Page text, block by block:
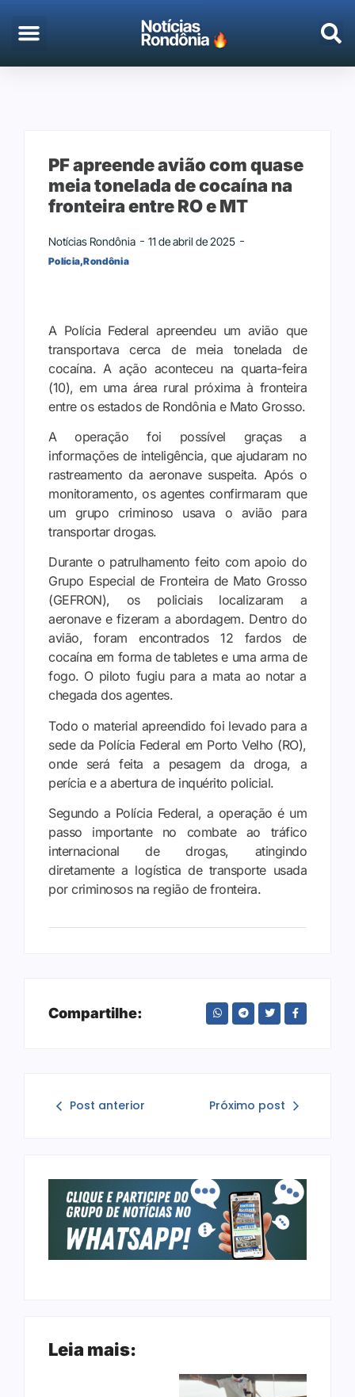
PF apreende avião com quase
meia tonelada de cocaína na
fronteira entre RO e MT
Notícias Rondônia 11 de abril de 2025
Polícia,Rondônia
A Polícia Federal apreendeu um avião que
transportava cerca de meia tonelada de
cocaína. A ação aconteceu na quarta-feira
(10), em uma área rural próxima à fronteira
entre os estados de Rondônia e Mato Grosso.
A operação foi possível graças a
informações de inteligência, que ajudaram no
rastreamento da aeronave suspeita. Após o
monitoramento, os agentes confirmaram que
um grupo criminoso usava o avião para
transportar drogas.
Durante o patrulhamento feito com apoio do
Grupo Especial de Fronteira de Mato Grosso
(GEFRON), os policiais localizaram a
aeronave e fizeram a abordagem. Dentro do
avião, foram encontrados 12 fardos de
cocaína em forma de tabletes e uma arma de
fogo. O piloto fugiu para a mata ao notar a
chegada dos agentes.
Todo o material apreendido foi levado para a
sede da Polícia Federal em Porto Velho (RO),
onde será feita a pesagem da droga, a
perícia e a abertura de inquérito policial.
Segundo a Polícia Federal, a operação é um
passo importante no combate ao tráfico
internacional de drogas, atingindo
diretamente a logística de transporte usada
por criminosos na região de fronteira.
Compartilhe:
Post anterior Próximo post
Leia mais: